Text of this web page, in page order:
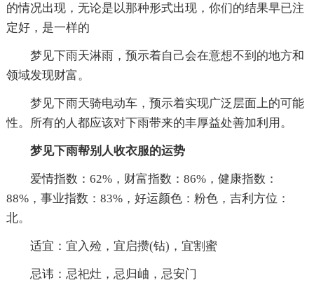
的情况出现，无论是以那种形式出现，你们的结果早已注
定好，是一样的
梦见下雨天淋雨，预示着自己会在意想不到的地方和
领域发现财富。
梦见下雨天骑电动车，预示着实现广泛层面上的可能
性。所有的人都应该对下雨带来的丰厚益处善加利用。
梦见下雨帮别人收衣服的运势
爱情指数：62%，财富指数：86%，健康指数：
88%，事业指数：83%，好运颜色：粉色，吉利方位：
北。
适宜：宜入殓，宜启攒(钻)，宜割蜜
忌讳：忌祀灶，忌归岫，忌安门